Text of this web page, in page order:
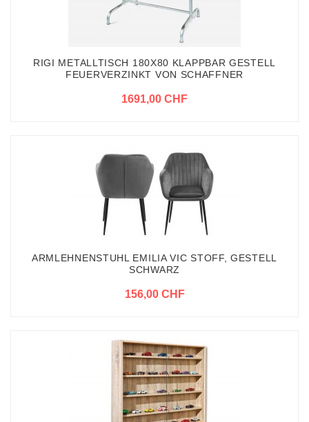
RIGI METALLTISCH 180X80 KLAPPBAR GESTELL
FEUERVERZINKT VON SCHAFFNER
1691,00 CHF
ARMLEHNENSTUHL EMILIA VIC STOFF, GESTELL
SCHWARZ
156,00 CHF